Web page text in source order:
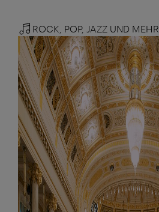
ROCK, POP, JAZZ UND MEHR